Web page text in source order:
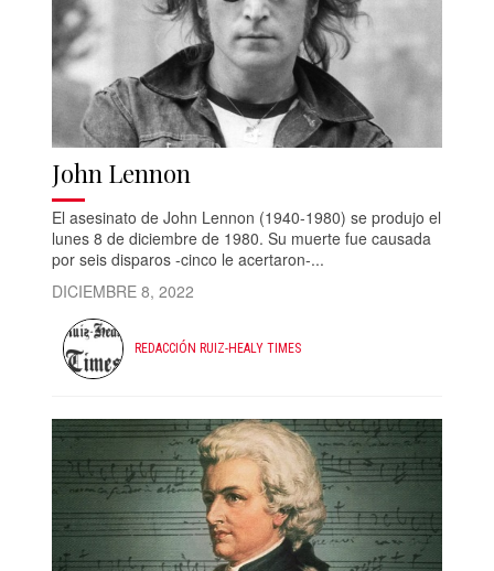
John Lennon
El asesinato de John Lennon (1940-1980) se produjo el
lunes 8 de diciembre de 1980. Su muerte fue causada
por seis disparos -cinco le acertaron-...
DICIEMBRE 8, 2022
REDACCIÓN RUIZ-HEALY TIMES